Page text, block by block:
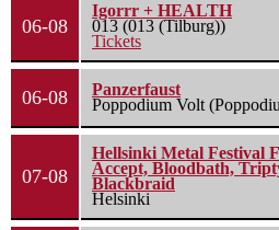
06-08
Igorrr + HEALTH
013 (013 (Tilburg))
Tickets
06-08
Panzerfaust
Poppodium Volt
07-08
Hellsinki Metal Festival
Accept, Bloodbath,
Blackbraid
Helsinki